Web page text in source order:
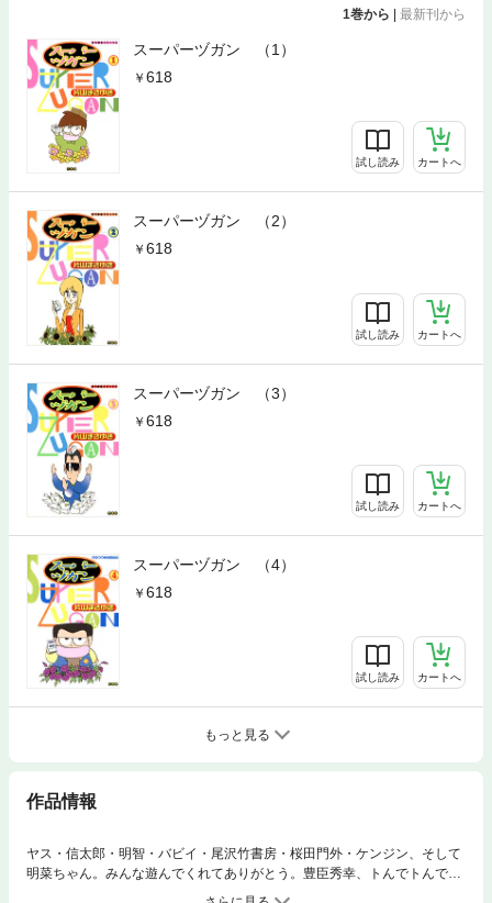
1巻から | 最新刊から
スーパーヅガン （1）
618
試し読み カートへ
スーパーヅガン （2）
618
試し読み カートへ
スーパーヅガン （3）
618
試し読み カートへ
スーパーヅガン （4）
618
試し読み カートへ
もっと見る
作品情報
ヤス・信太郎・明智・バビイ・尾沢竹書房・桜田門外・ケンジン、そして
明菜ちゃん。みんな遊んでくれてありがとう。豊臣秀幸、トんでトんでリ
オまでブットびます！ 感動の最終巻！